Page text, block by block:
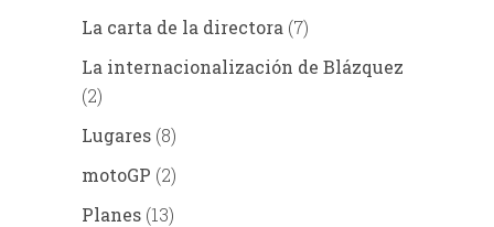
La carta de la directora (7)
La internacionalización de Blázquez
(2)
Lugares (8)
motoGP (2)
Planes (13)